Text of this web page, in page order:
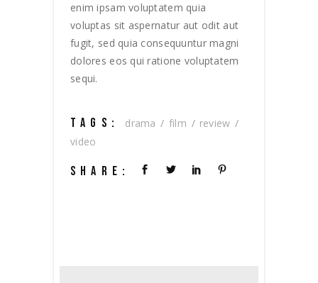
enim ipsam voluptatem quia
voluptas sit aspernatur aut odit aut
fugit, sed quia consequuntur magni
dolores eos qui ratione voluptatem
sequi.
TAGS: drama film
review
video
SHARE: